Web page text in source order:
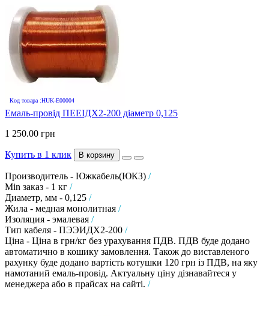
Код товара :HUK-E00004
Емаль-провід ПЕЕІДХ2-200 діаметр 0,125
1 250.00 грн
Купить в 1 клик В корзину
Производитель - Южкабель(ЮКЗ) /
Min заказ - 1 кг /
Диаметр, мм - 0,125 /
Жила - медная монолитная /
Изоляция - эмалевая /
Тип кабеля - ПЭЭИДХ2-200 /
Ціна - Ціна в грн/кг без урахування ПДВ. ПДВ буде додано
автоматично в кошику замовлення. Також до виставленого
рахунку буде додано вартість котушки 120 грн із ПДВ, на яку
намотаний емаль-провід. Актуальну ціну дізнавайтеся у
менеджера або в прайсах на сайті. /